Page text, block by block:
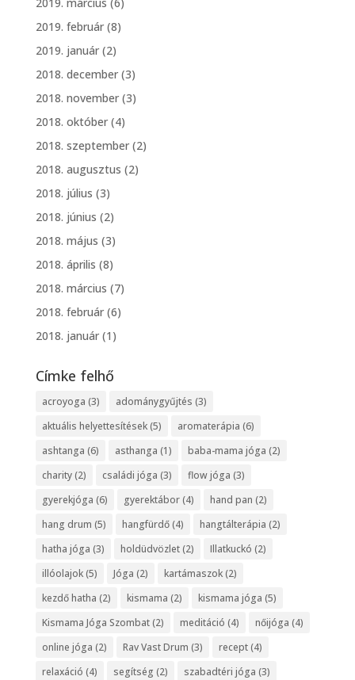
2019. március (6)
2019. február(8)
2019. január(2)
2018. december(3)
2018. november(3)
2018. október(4)
2018. szeptember(2)
2018. augusztus (2)
2018. július (3)
2018. június (2)
2018. május (3)
2018. április (8)
2018. március (7)
2018. február(6)
2018. január(1)
Címke felhő
acroyoga (3) adománygyűjtés (3)
aktuális helyettesítések(5) aromaterápia (6)
ashtanga (6) asthanga (1) baba-mama jóga (2)
charity(2) családi jóga (3) flow jóga (3)
gyerekjóga (6) gyerektábor(4) hand pan (2)
hang drum (5) hangfürdő(4) hangtálterápia (2)
hatha jóga (3) holdüdvözlet(2) Illatkuckó (2)
illóolajok(5) Jóga (2) kartámaszok(2)
kezdő hatha (2) kismama (2) kismama jóga (5)
Kismama Jóga Szombat(2) meditáció (4) nőijóga (4)
online jóga (2) Rav Vast Drum (3) recept(4)
relaxáció (4) segítség (2) szabadtéri jóga (3)